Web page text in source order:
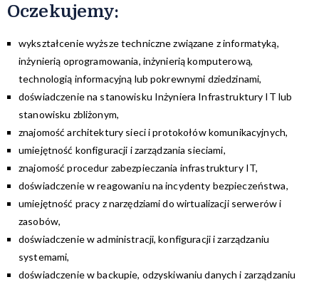
Oczekujemy:
wykształcenie wyższe techniczne związane z informatyką,
inżynierią oprogramowania, inżynierią komputerową,
technologią informacyjną lub pokrewnymi dziedzinami,
doświadczenie na stanowisku Inżyniera Infrastruktury IT lub
stanowisku zbliżonym,
znajomość architektury sieci i protokołów komunikacyjnych,
umiejętność konfiguracji i zarządzania sieciami,
znajomość procedur zabezpieczania infrastruktury IT,
doświadczenie w reagowaniu na incydenty bezpieczeństwa,
umiejętność pracy z narzędziami do wirtualizacji serwerów i
zasobów,
doświadczenie w administracji, konfiguracji i zarządzaniu
systemami,
doświadczenie w backupie, odzyskiwaniu danych i zarządzaniu